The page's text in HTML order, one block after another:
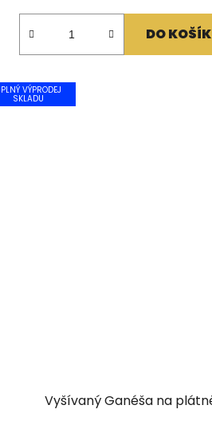
DO
VÝPRODEJ
SKLADU
Vyšívaný Ganéša na